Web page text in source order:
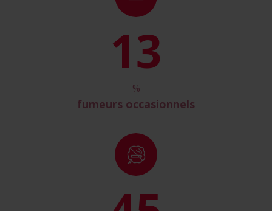
14
%
fumeurs occasionnels